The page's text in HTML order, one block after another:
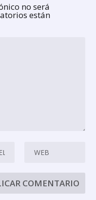
no será
están